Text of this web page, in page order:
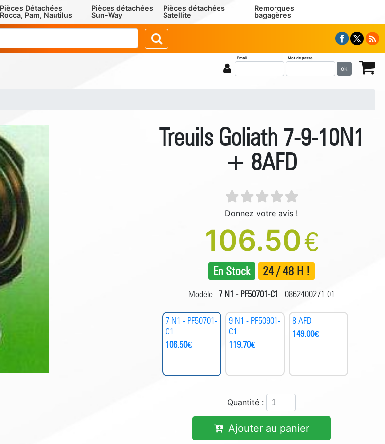
Pièces Détachées
Rocca, Pam, Nautilus
Pièces détachées
Sun-Way
Pièces détachées
Satellite
Remorques
bagagères
Email Mot de passe
ok
Treuils Goliath 7-9-10N1
+ 8AFD
Donnez votre avis !
106.50€
En Stock 24 / 48 H !
Modèle : 7 N1 - PF50701-C1 - 0862400271-01
7 N1 - PF50701-
C1
106.50€
9 N1 - PF50901-
C1
119.70€
8 AFD
149.00€
Quantité :
Ajouter au panier